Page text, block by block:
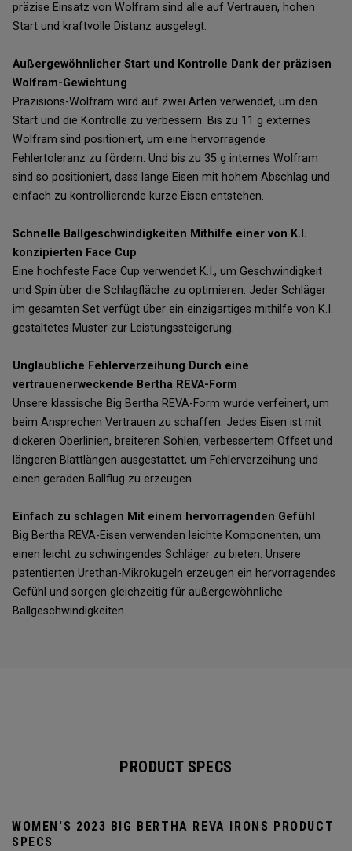
präzise Einsatz von Wolfram sind alle auf Vertrauen, hohen
Start und kraftvolle Distanz ausgelegt.
Außergewöhnlicher Start und Kontrolle Dank der präzisen
Wolfram-Gewichtung
Präzisions-Wolfram wird auf zwei Arten verwendet, um den
Start und die Kontrolle zu verbessern. Bis zu 11 g externes
Wolfram sind positioniert, um eine hervorragende
Fehlertoleranz zu fördern. Und bis zu 35 g internes Wolfram
sind so positioniert, dass lange Eisen mit hohem Abschlag und
einfach zu kontrollierende kurze Eisen entstehen.
Schnelle Ballgeschwindigkeiten Mithilfe einer von K.I.
konzipierten Face Cup
Eine hochfeste Face Cup verwendet K.I., um Geschwindigkeit
und Spin über die Schlagfläche zu optimieren. Jeder Schläger
im gesamten Set verfügt über ein einzigartiges mithilfe von K.I.
gestaltetes Muster zur Leistungssteigerung.
Unglaubliche Fehlerverzeihung Durch eine
vertrauenerweckende Bertha REVA-Form
Unsere klassische Big Bertha REVA-Form wurde verfeinert, um
beim Ansprechen Vertrauen zu schaffen. Jedes Eisen ist mit
dickeren Oberlinien, breiteren Sohlen, verbessertem Offset und
längeren Blattlängen ausgestattet, um Fehlerverzeihung und
einen geraden Ballflug zu erzeugen.
Einfach zu schlagen Mit einem hervorragenden Gefühl
Big Bertha REVA-Eisen verwenden leichte Komponenten, um
einen leicht zu schwingendes Schläger zu bieten. Unsere
patentierten Urethan-Mikrokugeln erzeugen ein hervorragendes
Gefühl und sorgen gleichzeitig für außergewöhnliche
Ballgeschwindigkeiten.
PRODUCT SPECS
WOMEN'S 2023 BIG BERTHA REVA IRONS PRODUCT
SPECS